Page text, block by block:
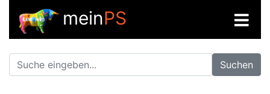
meinPS
Suchen